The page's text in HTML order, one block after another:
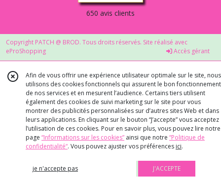
650 avis clients
Copyright PATCH @ BROD. Tous droits réservés. Site réalisé avec
eProShopping
Accès gérant
Afin de vous offrir une expérience utilisateur optimale sur le site, nous
utilisons des cookies fonctionnels qui assurent le bon fonctionnement
de nos services et en mesurent l’audience. Certains tiers utilisent
également des cookies de suivi marketing sur le site pour vous
montrer des publicités personnalisées sur d’autres sites Web et dans
leurs applications. En cliquant sur le bouton “J’accepte” vous acceptez
l’utilisation de ces cookies. Pour en savoir plus, vous pouvez lire notre
page “Informations sur les cookies” ainsi que notre “Politique de
confidentialité“. Vous pouvez ajuster vos préférences ici.
je n'accepte pas J'ACCEPTE